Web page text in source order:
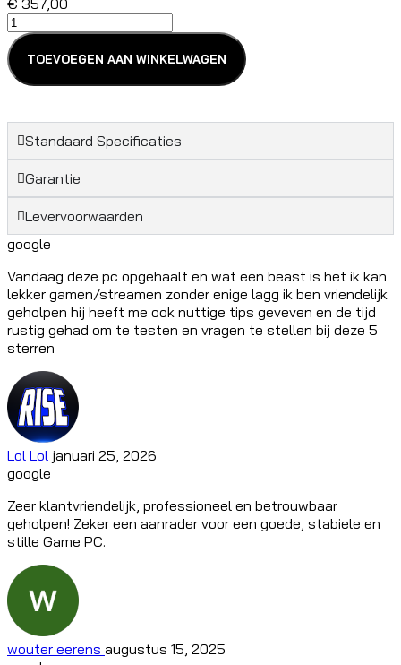
€ 357,00
VORTEX
V1
aantalTOEVOEGEN AAN WINKELWAGEN
Standaard Specificaties
Garantie
Levervoorwaarden
google
Vandaag deze pc opgehaalt en wat een beast is het ik kan
lekker gamen/streamen zonder enige lagg ik ben vriendelijk
geholpen hij heeft me ook nuttige tips geveven en de tijd
rustig gehad om te testen en vragen te stellen bij deze 5
sterren
Lol Lol januari 25, 2026
google
Zeer klantvriendelijk, professioneel en betrouwbaar
geholpen! Zeker een aanrader voor een goede, stabiele en
stille Game PC.
wouter eerens augustus 15, 2025